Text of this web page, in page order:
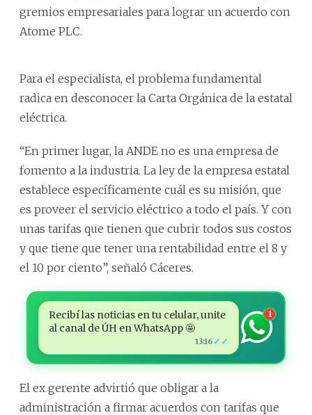
gremios empresariales para lograr un acuerdo con
Atome PLC.
Para el especialista, el problema fundamental
radica en desconocer la Carta Orgánica de la estatal
eléctrica.
“En primer lugar, la ANDE no es una empresa de
fomento a la industria. La ley de la empresa estatal
establece específicamente cuál es su misión, que
es proveer el servicio eléctrico a todo el país. Y con
unas tarifas que tienen que cubrir todos sus costos
y que tiene que tener una rentabilidad entre el 8 y
el 10 por ciento”, señaló Cáceres.
Recibí las noticias en tu celular, unite
al canal de ÚH en WhatsApp 🤩
13:16 ✓✓
1
El ex gerente advirtió que obligar a la
administración a firmar acuerdos con tarifas que